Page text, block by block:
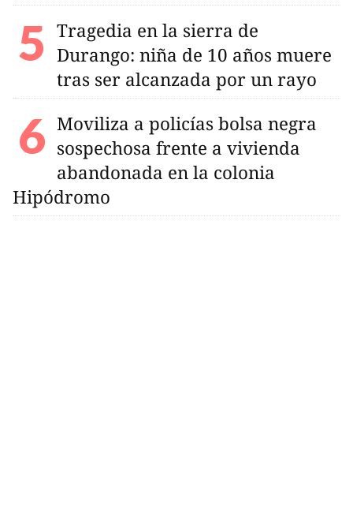
Tragedia en la sierra de
Durango: niña de 10 años muere
tras ser alcanzada por un rayo
Moviliza a policías bolsa negra
sospechosa frente a vivienda
abandonada en la colonia
Hipódromo